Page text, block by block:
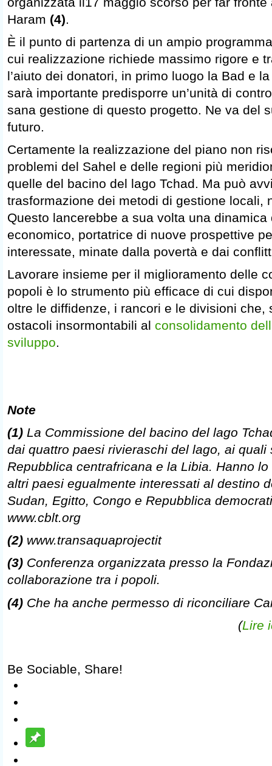
Haram (4).
È il punto di partenza di un ampio
cui realizzazione richiede massimo rigore e
l’aiuto dei donatori, in primo luogo la Bad e
sarà importante predisporre un’unità di
sana gestione di questo progetto. Ne va del
futuro.
Certamente la realizzazione del piano non
problemi del Sahel e delle regioni più
quelle del bacino del lago Tchad. Ma può
trasformazione dei metodi di gestione locali,
Questo lancerebbe a sua volta una dinamica
economico, portatrice di nuove prospettive
interessate, minate dalla povertà e dai
Lavorare insieme per il miglioramento delle
popoli è lo strumento più efficace di cui
oltre le diffidenze, i rancori e le divisioni che,
ostacoli insormontabili al consolidamento
sviluppo.
Note
(1) La Commissione del bacino del lago
dai quattro paesi rivieraschi del lago, ai quali
Repubblica centrafricana e la Libia. Hanno
altri paesi egualmente interessati al destino
Sudan, Egitto, Congo e Repubblica
www.cblt.org
(2) www.transaquaprojectit
(3) Conferenza organizzata presso la
collaborazione tra i popoli.
(4) Che ha anche permesso di riconciliare
(Lire
Be Sociable, Share!